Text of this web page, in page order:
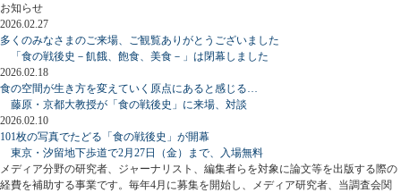
お知らせ
2026.02.27
多くのみなさまのご来場、ご観覧ありがとうございました
「食の戦後史－飢餓、飽食、美食－」は閉幕しました
2026.02.18
食の空間が生き方を変えていく原点にあると感じる…
藤原・京都大教授が「食の戦後史」に来場、対談
2026.02.10
101枚の写真でたどる「食の戦後史」が開幕
東京・汐留地下歩道で2月27日（金）まで、入場無料
メディア分野の研究者、ジャーナリスト、編集者らを対象に論文等を出版する際の
経費を補助する事業です。毎年4月に募集を開始し、メディア研究者、当調査会関